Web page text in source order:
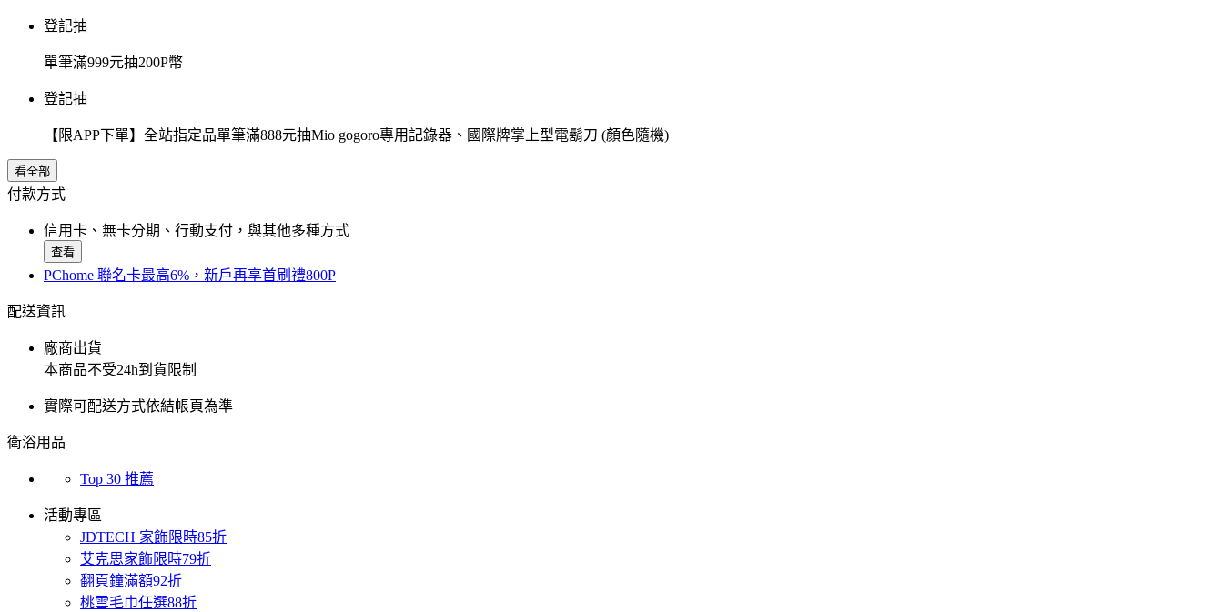
登記抽
單筆滿999元抽200P幣
登記抽
【限APP下單】全站指定品單筆滿888元抽Mio gogoro專用記錄器、國際牌掌上型電鬍刀 (顏色隨機)
看全部
付款方式
信用卡、無卡分期、行動支付，與其他多種方式
查看
PChome 聯名卡最高6%，新戶再享首刷禮800P
配送資訊
廠商出貨
本商品不受24h到貨限制
實際可配送方式依結帳頁為準
衛浴用品
Top 30 推薦
活動專區
JDTECH 家飾限時85折
艾克思家飾限時79折
翻頁鐘滿額92折
桃雪毛巾任選88折